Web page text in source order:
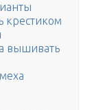
крестиком
вышивать